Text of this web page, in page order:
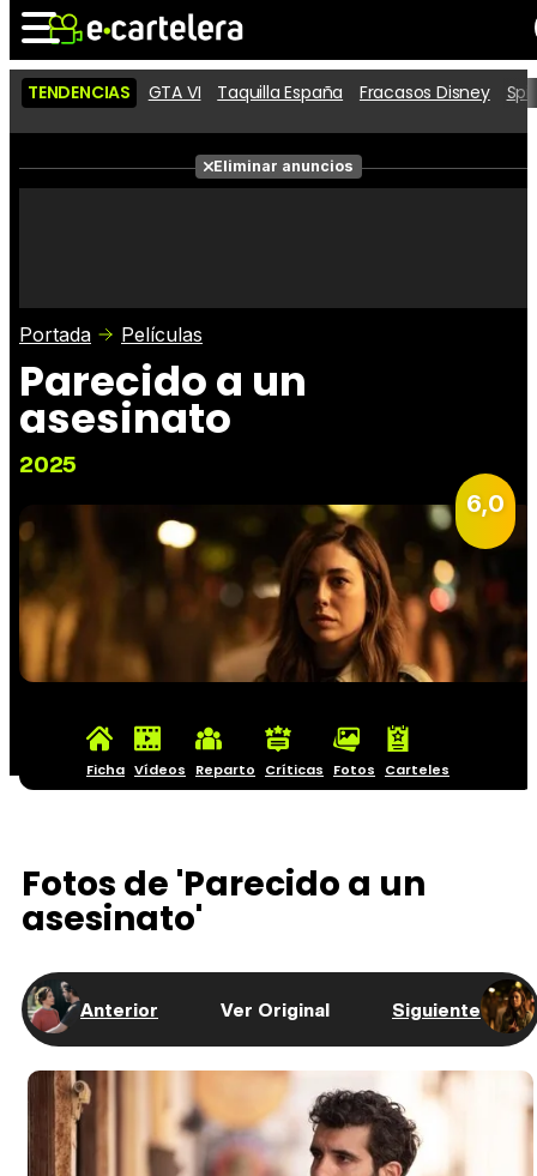
Noticias Cartelera
Películas
Críticas
TENDENCIAS GTA VI Taquilla España Fracasos Disney
Eliminar anuncios
Portada Películas
Parecido a un
asesinato
2025
6,0
Ficha Vídeos Reparto Críticas Fotos Carteles
Fotos de 'Parecido a un
asesinato'
Anterior Ver Original Siguiente